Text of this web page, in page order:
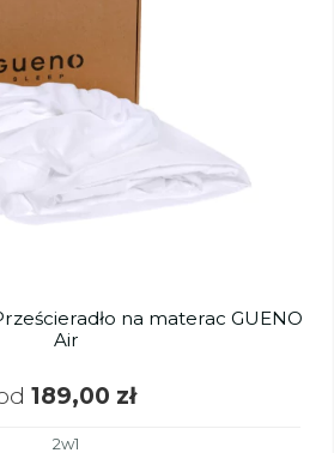
na materac GUENO
Air
189,00 zł
2w1